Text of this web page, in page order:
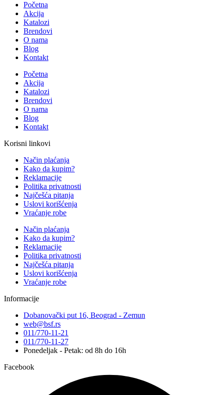
Početna
Akcija
Katalozi
Brendovi
O nama
Blog
Kontakt
Početna
Akcija
Katalozi
Brendovi
O nama
Blog
Kontakt
Korisni linkovi
Način plaćanja
Kako da kupim?
Reklamacije
Politika privatnosti
Najčešća pitanja
Uslovi korišćenja
Vraćanje robe
Način plaćanja
Kako da kupim?
Reklamacije
Politika privatnosti
Najčešća pitanja
Uslovi korišćenja
Vraćanje robe
Informacije
Dobanovački put 16, Beograd - Zemun
web@bsf.rs
011/770-11-21
011/770-11-27
Ponedeljak - Petak: od 8h do 16h
Facebook